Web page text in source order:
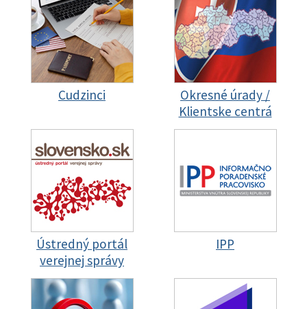
Cudzinci
Okresné úrady /
Klientske centrá
Ústredný portál
verejnej správy
IPP